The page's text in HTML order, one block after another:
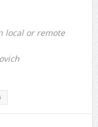
local or remote